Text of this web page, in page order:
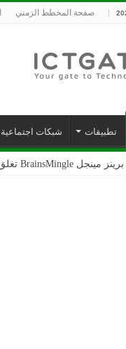
صفحة المخطط الزمني
تطبيقات شبكات اجتماعية
برينز مينجل BrainsMingle تغلق جولتها التأسيسية بقيمة 400 ألف دولار من مجموعة بشرسوفت